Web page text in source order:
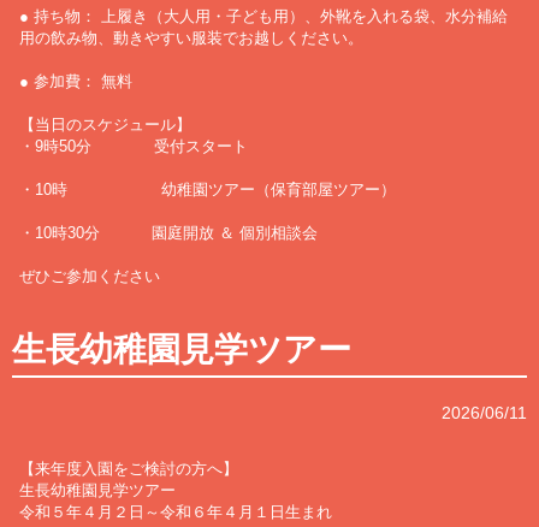
● 持ち物： 上履き（大人用・子ども用）、外靴を入れる袋、水分補給
用の飲み物、動きやすい服装でお越しください。
● 参加費： 無料
【当日のスケジュール】
・9時50分 受付スタート
・10時 幼稚園ツアー（保育部屋ツアー）
・10時30分 園庭開放 ＆ 個別相談会
ぜひご参加ください
生長幼稚園見学ツアー
2026/06/11
【来年度入園をご検討の方へ】
生長幼稚園見学ツアー
令和５年４月２日～令和６年４月１日生まれ